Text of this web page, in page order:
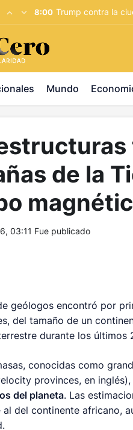
levabet - vizebet giriş -
8:00 Trump contra la
Mundo
de la
03:11 Fue publicado
geólogos encontró por
del tamaño de un
durante los últimos
conocidas como
provinces, en
del planeta. Las
al del continente africano,